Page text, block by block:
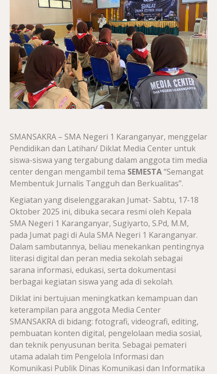
SMANSAKRA – SMA Negeri 1 Karanganyar, menggelar
Pendidikan dan Latihan/ Diklat Media Center untuk
siswa-siswa yang tergabung dalam anggota tim media
center dengan mengambil tema SEMESTA“Semangat
Membentuk Jurnalis Tangguh dan Berkualitas”.
Kegiatan yang diselenggarakan Jumat- Sabtu, 17-18
Oktober 2025 ini, dibuka secara resmi oleh Kepala
SMA Negeri 1 Karanganyar, Sugiyarto, S.Pd, M.M,
pada Jumat pagi di Aula SMA Negeri 1 Karanganyar.
Dalam sambutannya, beliau menekankan pentingnya
literasi digital dan peran media sekolah sebagai
sarana informasi, edukasi, serta dokumentasi
berbagai kegiatan siswa yang ada di sekolah.
Diklat ini bertujuan meningkatkan kemampuan dan
keterampilan para anggota Media Center
SMANSAKRA di bidang: fotografi, videografi, editing,
pembuatan konten digital, pengelolaan media sosial,
dan teknik penyusunan berita. Sebagai pemateri
utama adalah tim Pengelola Informasi dan
Komunikasi Publik Dinas Komunikasi dan Informatika